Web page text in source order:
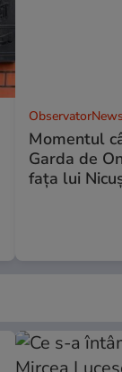
Momentul
Garda de
fața lui